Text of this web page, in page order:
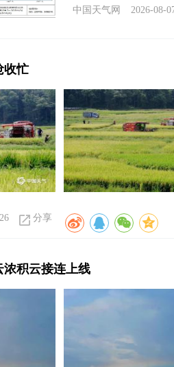
中国天气网 2026-08-
收忙
分享
积云接连上线